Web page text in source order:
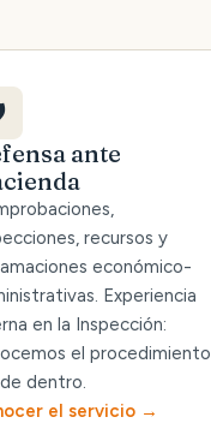
ante
recursos y
económico-
Experiencia
en la Inspección:
el procedimiento
dentro.
el servicio